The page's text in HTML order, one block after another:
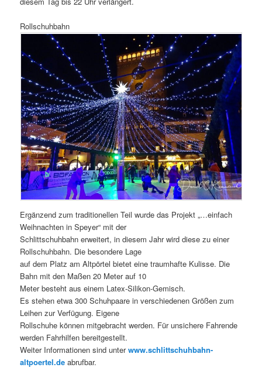
Rollschuhbahn
Ergänzend zum traditionellen Teil wurde das Projekt „…einfach
Weihnachten in Speyer“ mit der
Schlittschuhbahn erweitert, in diesem Jahr wird diese zu einer
Rollschuhbahn. Die besondere Lage
auf dem Platz am Altpörtel bietet eine traumhafte Kulisse. Die
Bahn mit den Maßen 20 Meter auf 10
Meter besteht aus einem Latex-Silikon-Gemisch.
Es stehen etwa 300 Schuhpaare in verschiedenen Größen zum
Leihen zur Verfügung. Eigene
Rollschuhe können mitgebracht werden. Für unsichere Fahrende
werden Fahrhilfen bereitgestellt.
Weiter Informationen sind unterwww.schlittschuhbahn-
altpoertel.de abrufbar.